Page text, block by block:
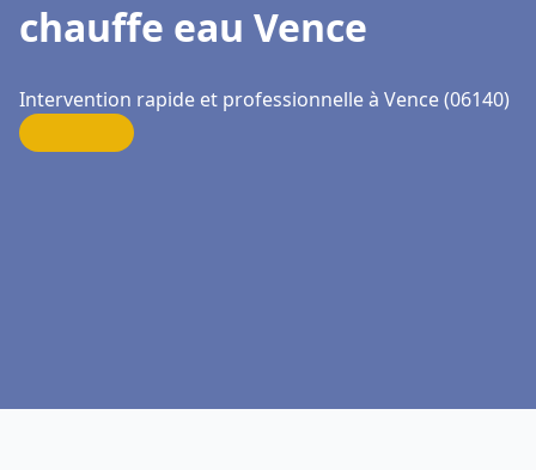
chauffe eau Vence
Intervention rapide et professionnelle à Vence (06140)